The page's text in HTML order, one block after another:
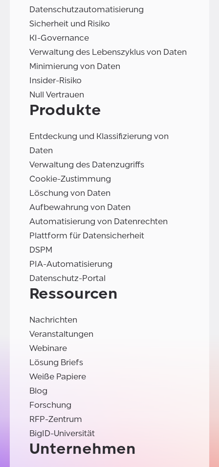
Datenschutzautomatisierung
Sicherheit und Risiko
KI-Governance
Verwaltung des Lebenszyklus von Daten
Minimierung von Daten
Insider-Risiko
Null Vertrauen
Produkte
Entdeckung und Klassifizierung von
Daten
Verwaltung des Datenzugriffs
Cookie-Zustimmung
Löschung von Daten
Aufbewahrung von Daten
Automatisierung von Datenrechten
Plattform für Datensicherheit
DSPM
PIA-Automatisierung
Datenschutz-Portal
Ressourcen
Nachrichten
Veranstaltungen
Webinare
Lösung Briefs
Weiße Papiere
Blog
Forschung
RFP-Zentrum
BigID-Universität
Unternehmen